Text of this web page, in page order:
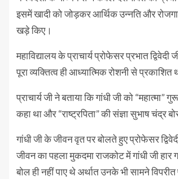
इसमें खादी को जोड़कर आर्थिक उन्नति और
खड़े किए।
महाविद्यालय के प्राचार्य प्रोफेसर प्रभात द्विवेदी
पूरा व्यक्तित्व ही आध्यात्मिक रोशनी से प्रकाशित
प्राचार्य जी ने बताया कि गांधी जी को “महात्मा”
कहा था और “राष्ट्रपिता” की संज्ञा सुभाष चंद्र
गांधी जी के जीवन वृत पर बोलते हुए प्रोफेसर
जीवन का पहला मुकदमा राजकोट में गांधी जी
बोल ही नहीं पाए थे अर्थात उनके भी सामने